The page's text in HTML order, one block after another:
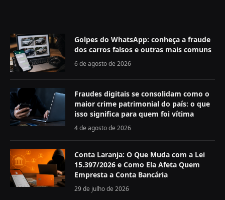
Golpes do WhatsApp: conheça a fraude
dos carros falsos e outras mais comuns
6 de agosto de 2026
Fraudes digitais se consolidam como o
maior crime patrimonial do país: o que
isso significa para quem foi vítima
4 de agosto de 2026
Conta Laranja: O Que Muda com a Lei
15.397/2026 e Como Ela Afeta Quem
Empresta a Conta Bancária
29 de julho de 2026